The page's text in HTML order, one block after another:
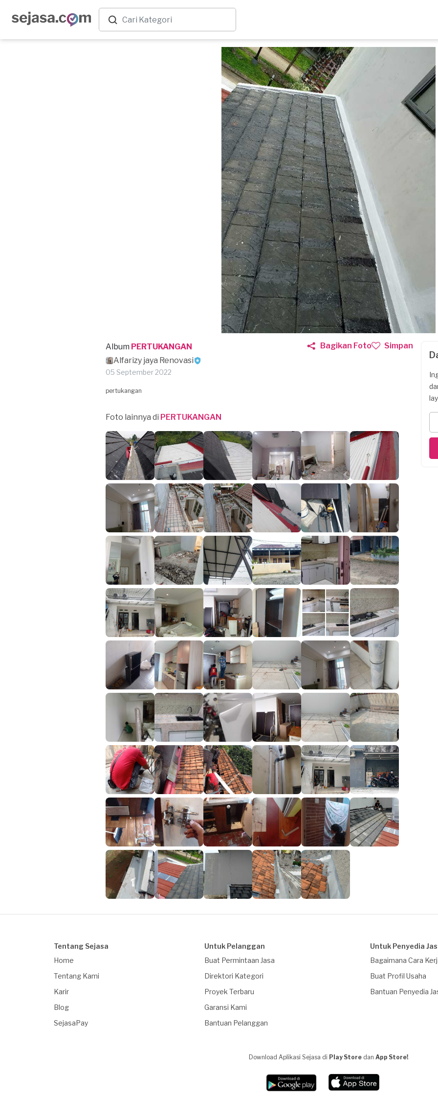
Album PERTUKANGAN
Alfarizy jaya Renovasi
05 September 2022
Bagikan Foto Simpan
pertukangan
Foto lainnya di PERTUKANGAN
Tentang Sejasa
Home
Tentang Kami
Karir
Blog
SejasaPay
Untuk Pelanggan
Buat Permintaan Jasa
Direktori Kategori
Proyek Terbaru
Garansi Kami
Bantuan Pelanggan
Untuk Penyedia
Bagaimana Cara
Buat Profil Usaha
Bantuan Penyedia
Download Aplikasi Sejasa di Play Store dan App Store!